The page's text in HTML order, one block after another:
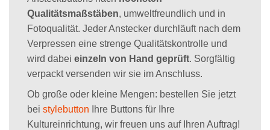
Qualitätsmaßstäben, umweltfreundlich und in
Fotoqualität. Jeder Anstecker durchläuft nach dem
Verpressen eine strenge Qualitätskontrolle und
wird dabei einzeln von Hand geprüft. Sorgfältig
verpackt versenden wir sie im Anschluss.
Ob große oder kleine Mengen: bestellen Sie jetzt
bei stylebutton Ihre Buttons für Ihre
Kultureinrichtung, wir freuen uns auf Ihren Auftrag!